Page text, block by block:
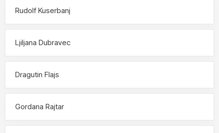
Rudolf Kuserbanj
Ljiljana Dubravec
Dragutin Flajs
Gordana Rajtar